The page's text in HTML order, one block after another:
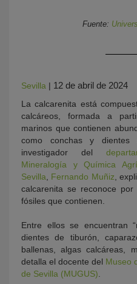
Fuente:
Sevilla | 12 de abril de 2024
La calcarenita está
calcáreos, formada a
marinos que contienen
como conchas y
investigador del
Mineralogía y Química
Sevilla
Fernando Muñiz ,
calcarenita se reconoce
fósiles que contienen.
Entre ellos se encuentran
dientes de tiburón,
ballenas, algas calcáreas,
detalla el docente del Museo
de Sevilla (MUGUS)